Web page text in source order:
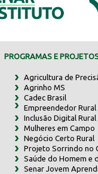
PROGRAMAS E
Agricultura de
Agrinho MS
Cadec Brasil
Empreendedor Rural
Inclusão Digital Rural
Mulheres em Campo
Negócio Certo Rural
Projeto Sorrindo no
Saúde do Homem e
Senar Jovem